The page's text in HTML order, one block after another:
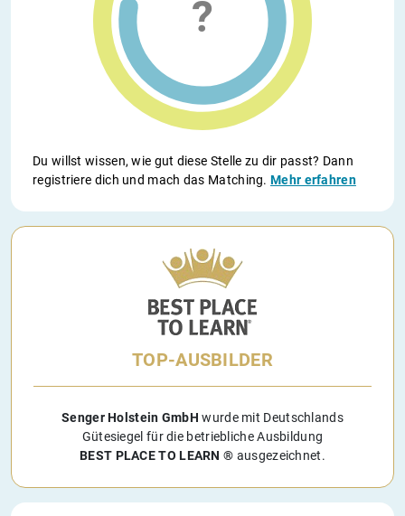
Du willst wissen, wie gut diese Stelle zu dir passt? Dann
registriere dich und mach das Matching.Mehr erfahren
TOP-AUSBILDER
Senger Holstein GmbH wurde mit Deutschlands
Gütesiegel für die betriebliche Ausbildung
BEST PLACE TO LEARN ® ausgezeichnet.